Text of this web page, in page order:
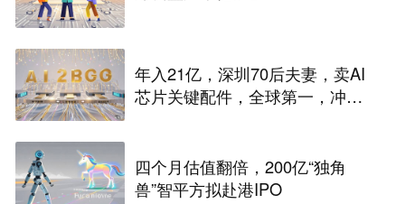
年入21亿，深圳70后夫妻，卖AI
芯片关键配件，全球第一，冲刺
四个月估值翻倍，200亿“独角
兽”智平方拟赴港IPO